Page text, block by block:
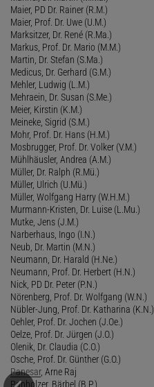
Maier, PD Dr. Rainer (R.M.)
Maier, Prof. Dr. Uwe (U.M.)
Marksitzer, Dr. René (R.Ma.)
Markus, Prof. Dr. Mario (M.M.)
Martin, Dr. Stefan (S.Ma.)
Medicus, Dr. Gerhard (G.M.)
Mehler, Ludwig (L.M.)
Mehraein, Dr. Susan (S.Me.)
Meier, Kirstin (K.M.)
Meineke, Sigrid (S.M.)
Mohr, Prof. Dr. Hans (H.M.)
Mosbrugger, Prof. Dr. Volker (V.M.)
Mühlhäusler, Andrea (A.M.)
Müller, Dr. Ralph (R.Mü.)
Müller, Ulrich (U.Mü.)
Müller, Wolfgang Harry (W.H.M.)
Murmann-Kristen, Dr. Luise (L.Mu.)
Mutke, Jens (J.M.)
Narberhaus, Ingo (I.N.)
Neub, Dr. Martin (M.N.)
Neumann, Dr. Harald (H.Ne.)
Neumann, Prof. Dr. Herbert (H.N.)
Nick, PD Dr. Peter (P.N.)
Nörenberg, Prof. Dr. Wolfgang (W.N.)
Nübler-Jung, Prof. Dr. Katharina (K.N.)
Oehler, Prof. Dr. Jochen (J.Oe.)
Oelze, Prof. Dr. Jürgen (J.O.)
Olenik, Dr. Claudia (C.O.)
Osche, Prof. Dr. Günther (G.O.)
Panesar, Arne Raj
Panholzer, Bärbel (B.P.)